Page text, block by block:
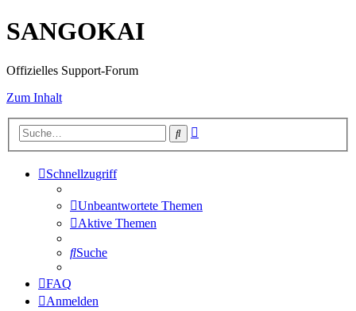
SANGOKAI
Offizielles Support-Forum
Zum Inhalt
Suche
Schnellzugriff
Unbeantwortete Themen
Aktive Themen
Suche
FAQ
Anmelden